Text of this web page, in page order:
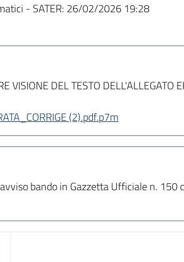
- SATER: 26/02/2026 19:28
VISIONE DEL TESTO
(2).pdf.p7m
bando in Gazzetta Ufficiale n.